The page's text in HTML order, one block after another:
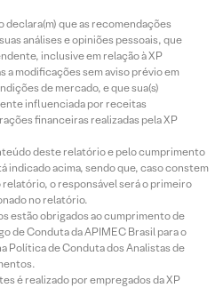
declara(m) que as recomendações
análises e opiniões pessoais, que
inclusive em relação à XP
a modificações sem aviso prévio em
de mercado, e que sua(s)
influenciada por receitas
financeiras realizadas pela XP
deste relatório e pelo cumprimento
indicado acima, sendo que, caso constem
relatório, o responsável será o primeiro
no relatório.
estão obrigados ao cumprimento de
de Conduta da APIMEC Brasil para o
Política de Conduta dos Analistas de
é realizado por empregados da XP